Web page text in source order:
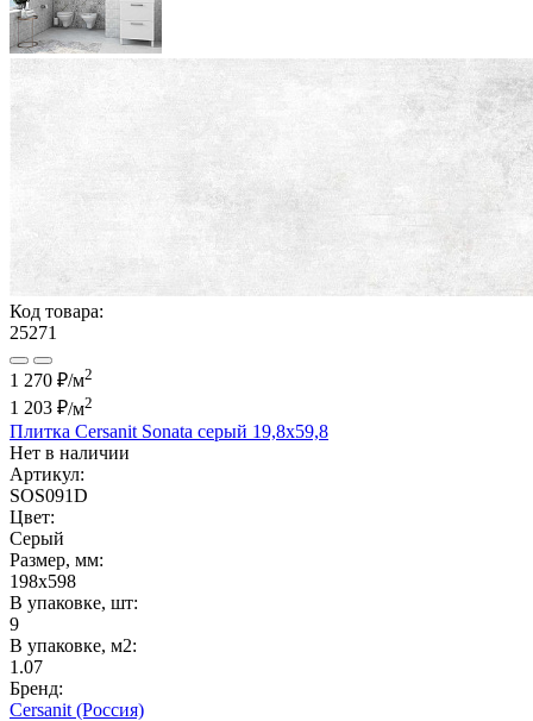
Код товара:
25271
1 270 ₽/м2
1 203 ₽/м2
Плитка Cersanit Sonata серый 19,8x59,8
Нет в наличии
Артикул:
SOS091D
Цвет:
Серый
Размер, мм:
198x598
В упаковке, шт:
9
В упаковке, м2:
1.07
Бренд:
Cersanit (Россия)